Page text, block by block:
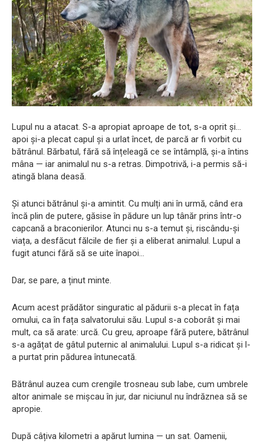
Lupul nu a atacat. S-a apropiat aproape de tot, s-a oprit și…
apoi și-a plecat capul și a urlat încet, de parcă ar fi vorbit cu
bătrânul. Bărbatul, fără să înțeleagă ce se întâmplă, și-a întins
mâna — iar animalul nu s-a retras. Dimpotrivă, i-a permis să-i
atingă blana deasă.
Și atunci bătrânul și-a amintit. Cu mulți ani în urmă, când era
încă plin de putere, găsise în pădure un lup tânăr prins într-o
capcană a braconierilor. Atunci nu s-a temut și, riscându-și
viața, a desfăcut fălcile de fier și a eliberat animalul. Lupul a
fugit atunci fără să se uite înapoi…
Dar, se pare, a ținut minte.
Acum acest prădător singuratic al pădurii s-a plecat în fața
omului, ca în fața salvatorului său. Lupul s-a coborât și mai
mult, ca să arate: urcă. Cu greu, aproape fără putere, bătrânul
s-a agățat de gâtul puternic al animalului. Lupul s-a ridicat și l-
a purtat prin pădurea întunecată.
Bătrânul auzea cum crengile trosneau sub labe, cum umbrele
altor animale se mișcau în jur, dar niciunul nu îndrăznea să se
apropie.
După câțiva kilometri a apărut lumina — un sat. Oamenii,